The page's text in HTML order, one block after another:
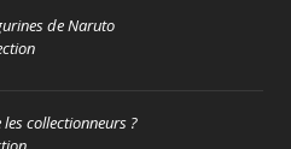
de Naruto
les collectionneurs ?